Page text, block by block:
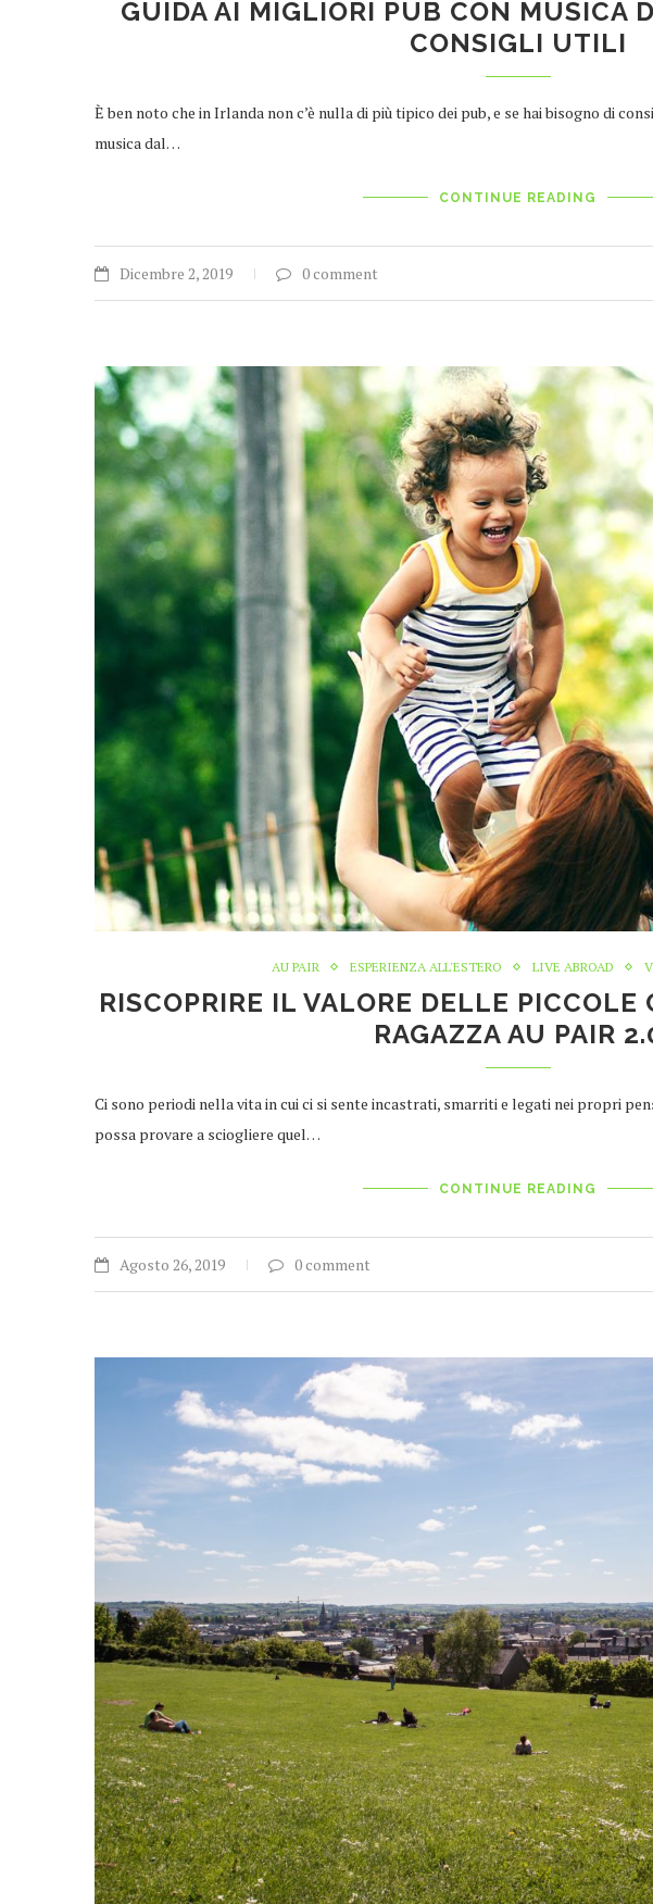
GUIDA AI MIGLIORI PUB CON MUSICA
CONSIGLI UTILI
È ben noto che in Irlanda non c’è nulla di più tipico dei pub, e se hai bisogno di
musica dal…
CONTINUE READING
Dicembre 2, 2019 0 comment
AU PAIR ESPERIENZA ALL'ESTERO LIVE ABROAD
RISCOPRIRE IL VALORE DELLE
RAGAZZA AU PAIR
Ci sono periodi nella vita in cui ci si sente incastrati, smarriti e legati nei propri
possa provare a sciogliere quel…
CONTINUE READING
Agosto 26, 2019 0 comment